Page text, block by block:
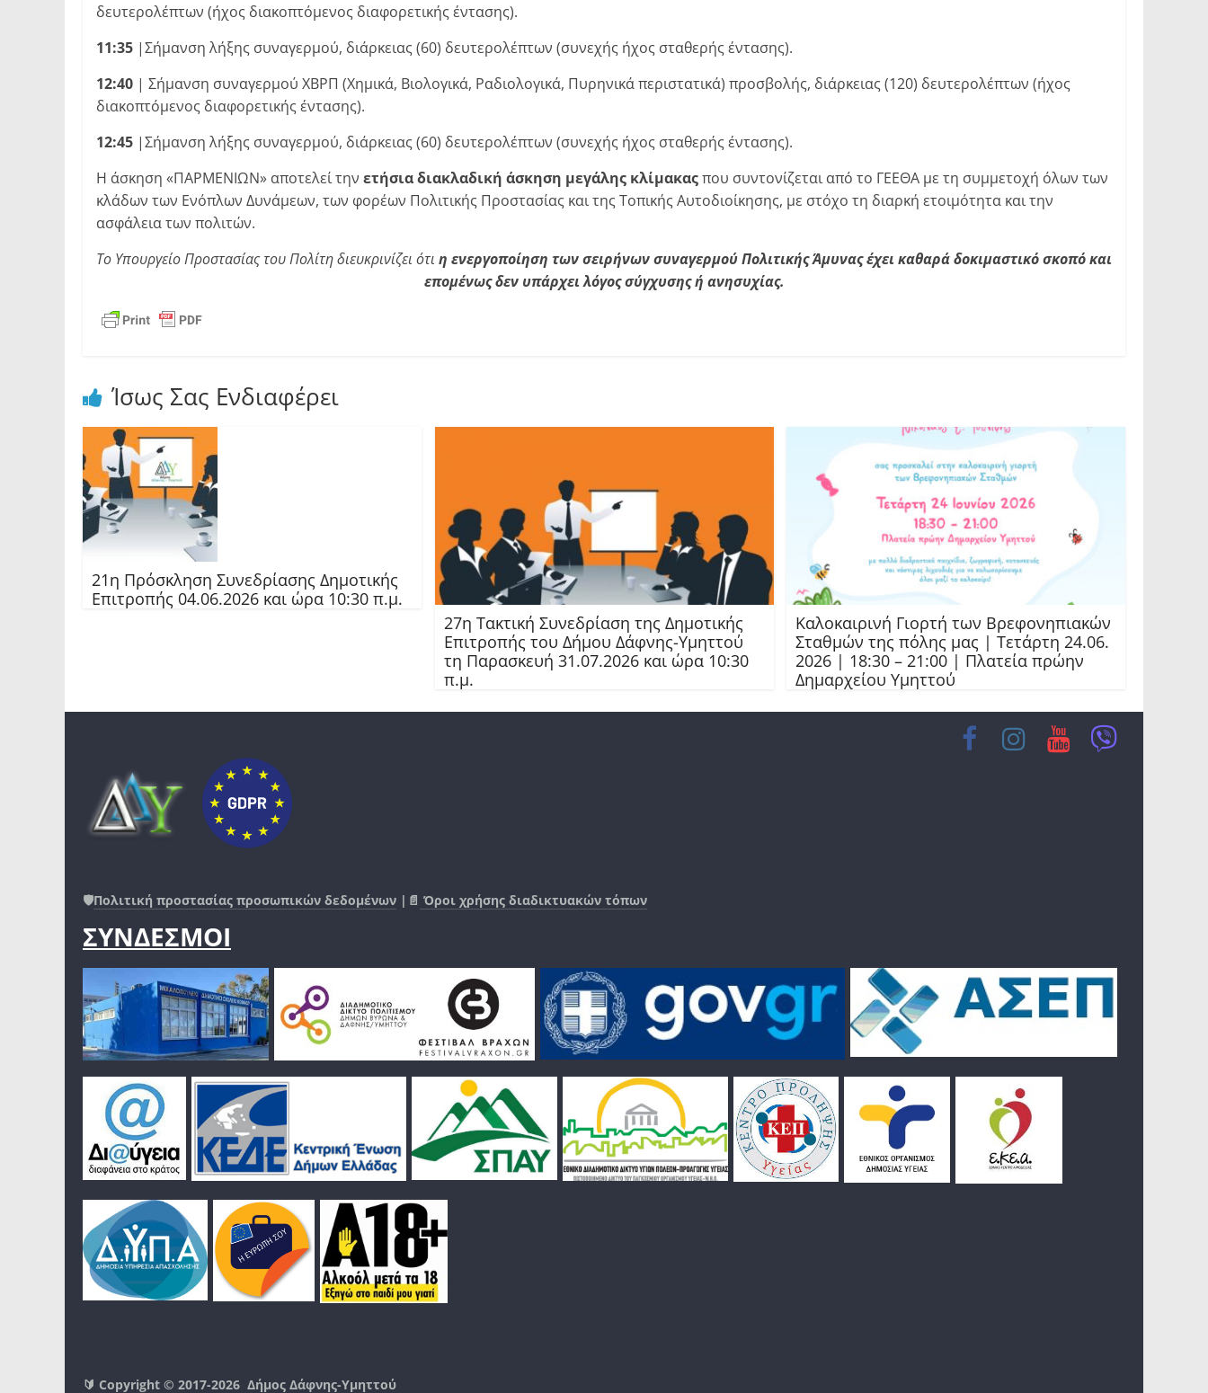
δευτερολέπτων (ήχος διακοπτόμενος διαφορετικής έντασης).
11:35 |Σήμανση λήξης συναγερμού, διάρκειας (60) δευτερολέπτων (συνεχής ήχος σταθερής έντασης).
12:40 | Σήμανση συναγερμού ΧΒΡΠ (Χημικά, Βιολογικά, Ραδιολογικά, Πυρηνικά περιστατικά) προσβολής, διάρκειας (120) δευτερολέπτων (ήχος
διακοπτόμενος διαφορετικής έντασης).
12:45 |Σήμανση λήξης συναγερμού, διάρκειας (60) δευτερολέπτων (συνεχής ήχος σταθερής έντασης).
Η άσκηση «ΠΑΡΜΕΝΙΩΝ» αποτελεί την ετήσια διακλαδική άσκηση μεγάλης κλίμακαςπου συντονίζεται από το ΓΕΕΘΑ με τη συμμετοχή όλων των
κλάδων των Ενόπλων Δυνάμεων, των φορέων Πολιτικής Προστασίας και της Τοπικής Αυτοδιοίκησης, με στόχο τη διαρκή ετοιμότητα και την
ασφάλεια των πολιτών.
Το Υπουργείο Προστασίας του Πολίτη διευκρινίζει ότι η ενεργοποίηση των σειρήνων συναγερμού Πολιτικής Άμυνας έχει καθαρά δοκιμαστικό σκοπό και
επομένως δεν υπάρχει λόγος σύγχυσης ή ανησυχίας.
Ίσως Σας Ενδιαφέρει
21η Πρόσκληση Συνεδρίασης Δημοτικής
Επιτροπής 04.06.2026 και ώρα 10:30 π.μ.
27η Τακτική Συνεδρίαση της Δημοτικής
Επιτροπής του Δήμου Δάφνης-Υμηττού
τη Παρασκευή 31.07.2026 και ώρα 10:30
π.μ.
Καλοκαιρινή Γιορτή των Βρεφονηπιακών
Σταθμών της πόλης μας | Τετάρτη 24.06.
2026 | 18:30 – 21:00 | Πλατεία πρώην
Δημαρχείου Υμηττού
🛡️Πολιτική προστασίας προσωπικών δεδομένων |📄 Όροι χρήσης διαδικτυακών τόπων
ΣΥΝΔΕΣΜΟΙ
🔰 Copyright © 2017-2026 Δήμος Δάφνης-Υμηττού